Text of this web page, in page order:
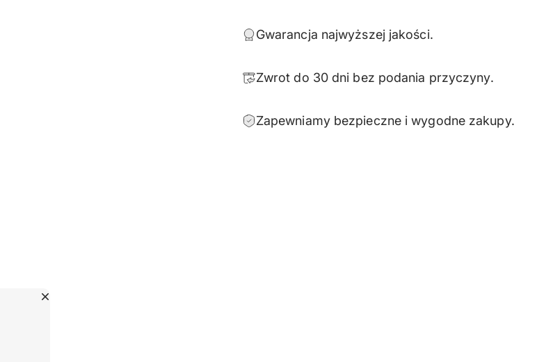
Gwarancja najwyższej jakości.
Zwrot do 30 dni bez podania przyczyny.
Zapewniamy bezpieczne i wygodne zakupy.